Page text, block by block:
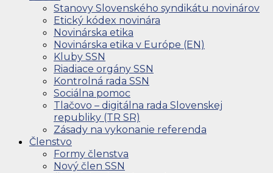
Stanovy Slovenského syndikátu novinárov
Etický kódex novinára
Novinárska etika
Novinárska etika v Európe (EN)
Kluby SSN
Riadiace orgány SSN
Kontrolná rada SSN
Sociálna pomoc
Tlačovo – digitálna rada Slovenskej
republiky (TR SR)
Zásady na vykonanie referenda
Členstvo
Formy členstva
Nový člen SSN